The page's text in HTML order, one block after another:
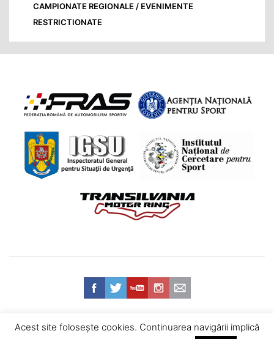
CAMPIONATE REGIONALE / EVENIMENTE
RESTRICTIONATE
Acest site foloseşte cookies. Continuarea navigării implică